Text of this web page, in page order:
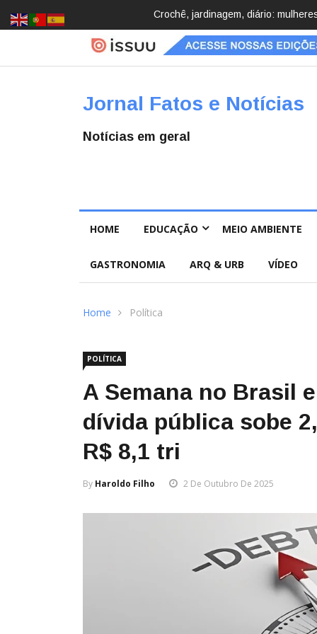
Brasil registra 84,2 mil
Jornal Fatos e Notícias
Notícias em geral
HOME EDUCAÇÃO MEIO AMBIENTE
GASTRONOMIA ARQ & URB VÍDEO
Home Política
POLÍTICA
A Semana no Brasil
dívida pública sobe
R$ 8,1 tri
By Haroldo Filho 2 De Outubro De 2025